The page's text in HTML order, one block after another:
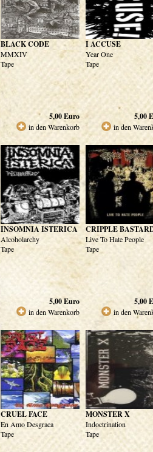
BLACK CODE
MMXIV
Tape
5,00Euro
in den Warenkorb
I ACCUSE
Year One
Tape
5,00
in den
INSOMNIA ISTERICA
Alcoholarchy
Tape
5,00Euro
in den Warenkorb
CRIPPLE
Live To Hate People
Tape
5,00
in den
CRUEL FACE
En Amo Desgraca
Tape
MONSTER X
Indoctrination
Tape